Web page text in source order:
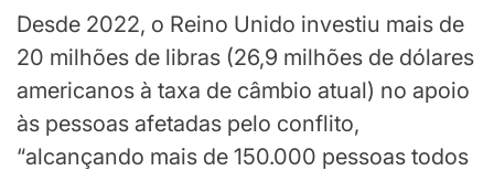
Desde 2022, o Reino Unido investiu mais de
20 milhões de libras (26,9 milhões de dólares
americanos à taxa de câmbio atual) no apoio
às pessoas afetadas pelo conflito,
“alcançando mais de 150.000 pessoas todos